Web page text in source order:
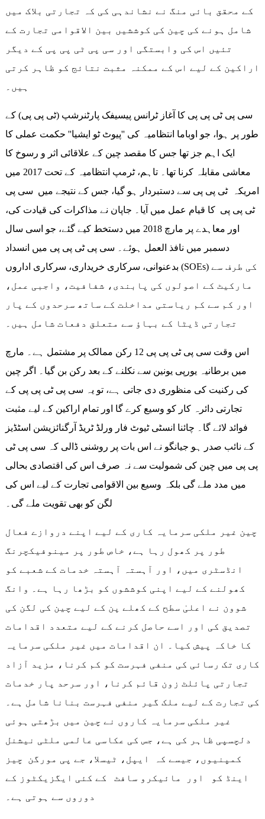
کے محقق بائی منگ نے نشاندہی کی کہ تجارتی بلاک میں
شامل ہونے کی چین کی کوششیں بین الاقوامی تجارت کے
تئیں اس کی وابستگی اور سی پی ٹی پی پی کے دیگر
اراکین کے لیے اس کے ممکنہ مثبت نتائج کو ظاہر کرتی
ہیں۔
سی پی ٹی پی پی کا آغاز ٹرانس پیسیفک پارٹنرشپ (ٹی پی پی) کے
طور پر ہوا، جو اوباما انتظامیہ کی ''پیوٹ ٹو ایشیا'' حکمت عملی کا
ایک اہم جز تھا جس کا مقصد چین کے علاقائی اثر و رسوخ کا
معاشی مقابلہ کرنا تھا۔ تاہم، ٹرمپ انتظامیہ کے تحت 2017 میں
امریکہ ٹی پی پی سے دستبردار ہو گیا، جس کے نتیجے میں سی پی
ٹی پی پی کا قیام عمل میں آیا۔ جاپان نے مذاکرات کی قیادت کی،
اور معاہدے پر مارچ 2018 میں دستخط کیے گئے، جو اسی سال
دسمبر میں نافذ العمل ہوئے۔ سی پی ٹی پی پی میں انسداد
بدعنوانی، سرکاری خریداری، سرکاری اداروں (SOEs) کی طرف سے
مارکیٹ کے اصولوں کی پابندی، شفافیت، واجبی عمل،
اور کم سے کم ریاستی مداخلت کے ساتھ سرحدوں کے پار
تجارتی ڈیٹا کے بہاؤ سے متعلق دفعات شامل ہیں۔
اس وقت سی پی ٹی پی پی 12 رکن ممالک پر مشتمل ہے۔ مارچ
میں برطانیہ یورپی یونین سے نکلنے کے بعد رکن بن گیا۔ اگر چین
کی رکنیت کی منظوری دی جاتی ہے، تو یہ سی پی ٹی پی پی کے
تجارتی دائرہ کار کو وسیع کرے گا اور تمام اراکین کے لیے مثبت
فوائد لائے گا۔ چائنا انسٹی ٹیوٹ فار ورلڈ ٹریڈ آرگنائزیشن اسٹڈیز
کے نائب صدر ہو جیانگو نے اس بات پر روشنی ڈالی کہ سی پی ٹی
پی پی میں چین کی شمولیت سے نہ صرف اس کی اقتصادی بحالی
میں مدد ملے گی بلکہ وسیع بین الاقوامی تجارت کے لیے اس کی
لگن کو بھی تقویت ملے گی۔
چین غیر ملکی سرمایہ کاری کے لیے اپنے دروازے فعال
طور پر کھول رہا ہے، خاص طور پر مینوفیکچرنگ
انڈسٹری میں، اور آہستہ آہستہ خدمات کے شعبے کو
کھولنے کے لیے اپنی کوششوں کو بڑھا رہا ہے۔ وانگ
شوون نے اعلیٰ سطح کے کھلے پن کے لیے چین کی لگن کی
تصدیق کی اور اسے حاصل کرنے کے لیے متعدد اقدامات
کا خاکہ پیش کیا۔ ان اقدامات میں غیر ملکی سرمایہ
کاری تک رسائی کی منفی فہرست کو کم کرنا، مزید آزاد
تجارتی پائلٹ زون قائم کرنا، اور سرحد پار خدمات
کی تجارت کے لیے ملک گیر منفی فہرست بنانا شامل ہے۔
غیر ملکی سرمایہ کاروں نے چین میں بڑھتی ہوئی
دلچسپی ظاہر کی ہے، جس کی عکاسی عالمی ملٹی نیشنل
کمپنیوں، جیسے کہ ایپل، ٹیسلا، جے پی مورگن چیز
اینڈ کو اور مائیکرو سافٹ کے کئی ایگزیکٹوز کے
دوروں سے ہوتی ہے۔